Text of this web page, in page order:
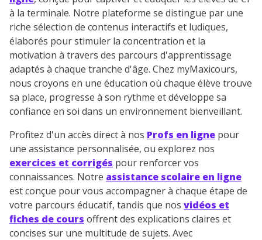
à la terminale. Notre plateforme se distingue par une
riche sélection de contenus interactifs et ludiques,
élaborés pour stimuler la concentration et la
motivation à travers des parcours d'apprentissage
adaptés à chaque tranche d'âge. Chez myMaxicours,
nous croyons en une éducation où chaque élève trouve
sa place, progresse à son rythme et développe sa
confiance en soi dans un environnement bienveillant.
Profitez d'un accès direct à nos Profs en ligne pour
une assistance personnalisée, ou explorez nos
exercices et corrigés pour renforcer vos
connaissances. Notre assistance scolaire en ligne
est conçue pour vous accompagner à chaque étape de
votre parcours éducatif, tandis que nos vidéos et
fiches de cours offrent des explications claires et
concises sur une multitude de sujets. Avec